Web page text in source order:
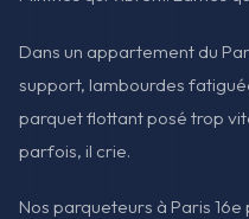
Dans un appartement du
support, lambourdes
parquet flottant posé trop
parfois, il crie.
Nos parqueteurs à Paris